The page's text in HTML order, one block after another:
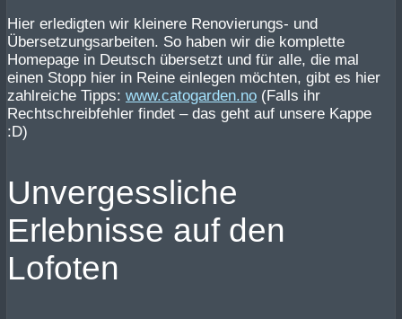
Hier erledigten wir kleinere Renovierungs- und
Übersetzungsarbeiten. So haben wir die komplette
Homepage in Deutsch übersetzt und für alle, die mal
einen Stopp hier in Reine einlegen möchten, gibt es hier
zahlreiche Tipps: www.catogarden.no (Falls ihr
Rechtschreibfehler findet – das geht auf unsere Kappe
:D)
Unvergessliche
Erlebnisse auf den
Lofoten